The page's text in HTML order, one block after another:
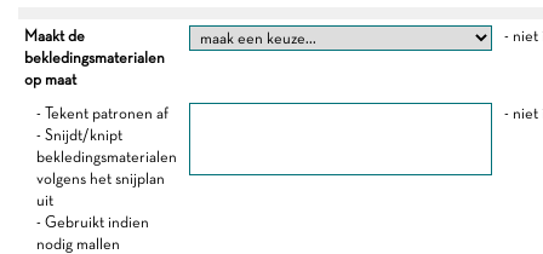
Maakt de
bekledingsmaterialen
op maat
- niet
- Tekent patronen af
- Snijdt/knipt
bekledingsmaterialen
volgens het snijplan
uit
- Gebruikt indien
nodig mallen
- niet